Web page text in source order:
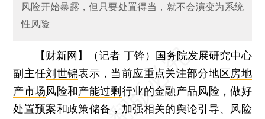
风险开始暴露，但只要处置得当，就不会演变为系统
性风险
【财新网】（记者 丁锋）
国务院发展研究中心
副主任刘世锦表示，当前应重点关注部分地区房地
产市场风险和产能过剩 行业的金融产品风险，做好
处置预案和政策储备，加强相关的舆论引导、风险